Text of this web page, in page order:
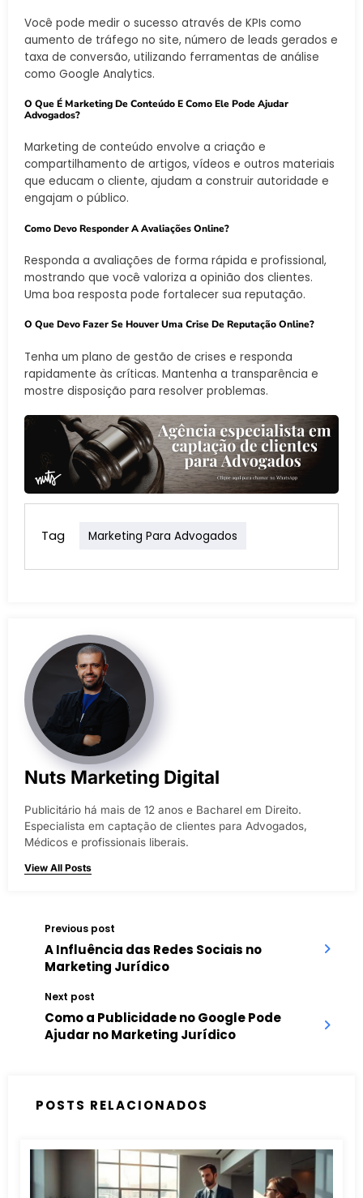
Você pode medir o sucesso através de KPIs como
aumento de tráfego no site, número de leads gerados e
taxa de conversão, utilizando ferramentas de análise
como Google Analytics.
O Que É Marketing De Conteúdo E Como Ele Pode Ajudar
Advogados?
Marketing de conteúdo envolve a criação e
compartilhamento de artigos, vídeos e outros materiais
que educam o cliente, ajudam a construir autoridade e
engajam o público.
Como Devo Responder A Avaliações Online?
Responda a avaliações de forma rápida e profissional,
mostrando que você valoriza a opinião dos clientes.
Uma boa resposta pode fortalecer sua reputação.
O Que Devo Fazer Se Houver Uma Crise De Reputação Online?
Tenha um plano de gestão de crises e responda
rapidamente às críticas. Mantenha a transparência e
mostre disposição para resolver problemas.
Tag Marketing Para Advogados
Nuts Marketing Digital
Publicitário há mais de 12 anos e Bacharel em Direito.
Especialista em captação de clientes para Advogados,
Médicos e profissionais liberais.
View All Posts
Previous post
A Influência das Redes Sociais no
Marketing Jurídico
Next post
Como a Publicidade no Google Pode
Ajudar no Marketing Jurídico
POSTS RELACIONADOS